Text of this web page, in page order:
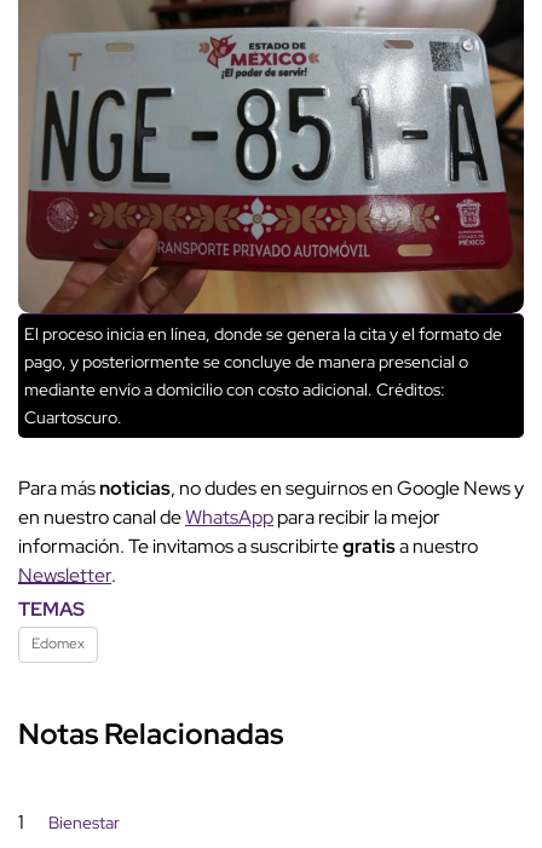
El proceso inicia en línea, donde se genera la cita y el formato de
pago, y posteriormente se concluye de manera presencial o
mediante envío a domicilio con costo adicional. Créditos:
Cuartoscuro.
Para másnoticias, no dudes en seguirnos en Google News y
en nuestro canal deWhatsApppara recibir la mejor
información. Te invitamos a suscribirtegratisa nuestro
Newsletter.
TEMAS
Edomex
Notas Relacionadas
1 Bienestar